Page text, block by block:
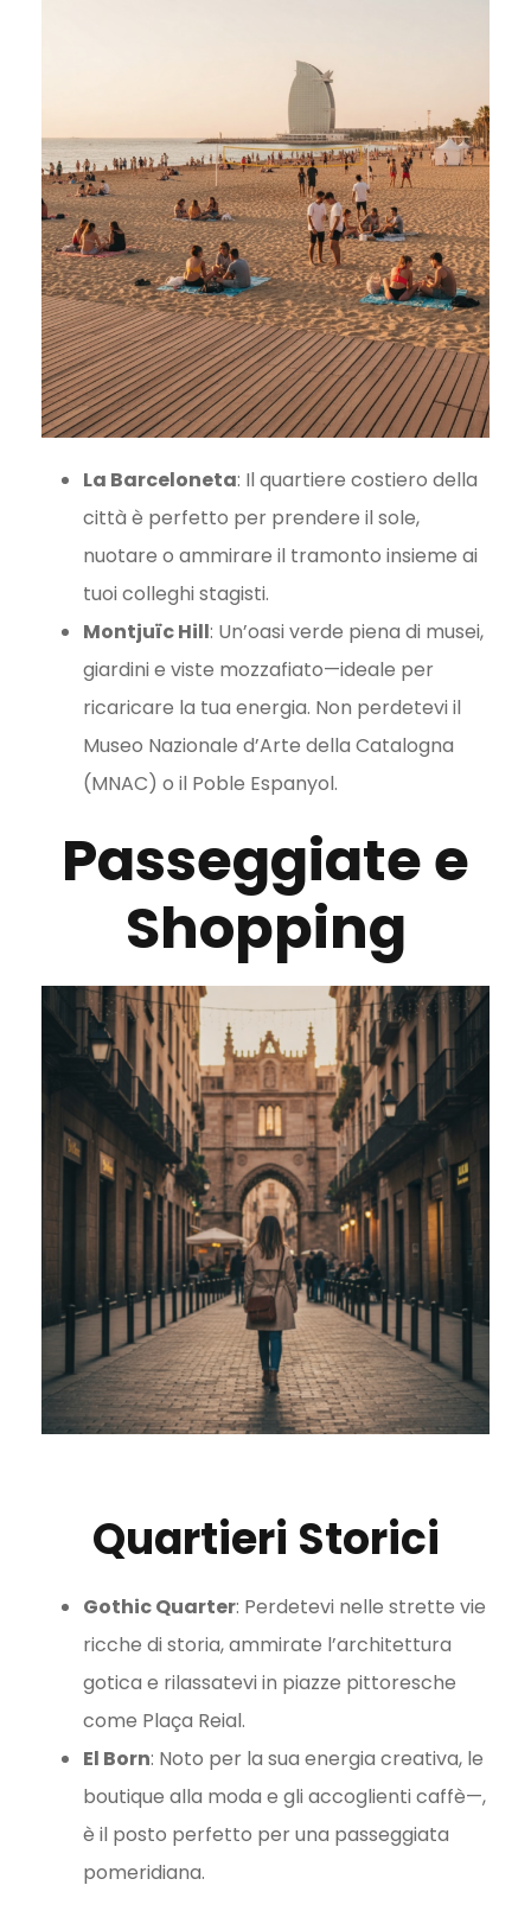
La Barceloneta: Il quartiere costiero della
città è perfetto per prendere il sole,
nuotare o ammirare il tramonto insieme ai
tuoi colleghi stagisti.
Montjuïc Hill: Un’oasi verde piena di musei,
giardini e viste mozzafiato—ideale per
ricaricare la tua energia. Non perdetevi il
Museo Nazionale d’Arte della Catalogna
(MNAC) o il Poble Espanyol.
Passeggiate e
Shopping
Quartieri Storici
Gothic Quarter: Perdetevi nelle strette vie
ricche di storia, ammirate l’architettura
gotica e rilassatevi in piazze pittoresche
come Plaça Reial.
El Born: Noto per la sua energia creativa, le
boutique alla moda e gli accoglienti caffè—,
è il posto perfetto per una passeggiata
pomeridiana.